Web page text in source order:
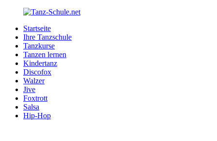
Zurück
Inhalt
Tanz-
Schule.net
Ihre
Tanzschule
Internet
Startseite
Ihre Tanzschule
Tanzkurse
Tanzen lernen
Kindertanz
Discofox
Walzer
Jive
Foxtrott
Salsa
Hip-Hop